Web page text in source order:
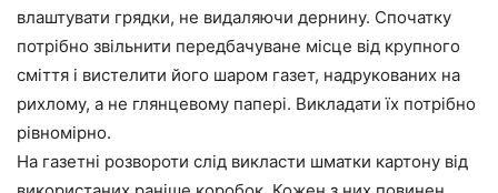
влаштувати грядки, не видаляючи дернину. Спочатку
потрібно звільнити передбачуване місце від крупного
сміття і вистелити його шаром газет, надрукованих на
рихлому, а не глянцевому папері. Викладати їх потрібно
рівномірно.
На газетні розвороти слід викласти шматки картону від